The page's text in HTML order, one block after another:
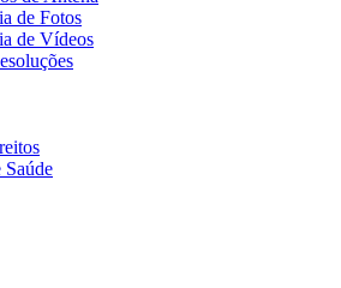
de Fotos
de Vídeos
Saúde